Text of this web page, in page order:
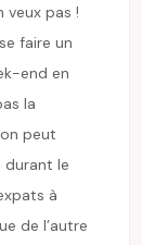
veux pas !
faire un
end en
la
peut
durant le
à
de l’autre